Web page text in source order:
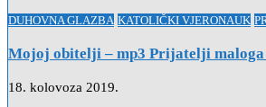
Posted
DUHOVNA GLAZBA KATOLIČKI VJERONAUK
Mojoj obitelji – mp3 Prijatelji maloga
18. kolovoza 2019.